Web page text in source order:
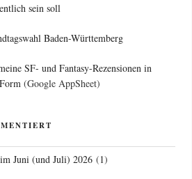
sein soll
Baden-Württemberg
SF- und Fantasy-Rezensionen in
(Google AppSheet)
Juni (und Juli) 2026 (1)